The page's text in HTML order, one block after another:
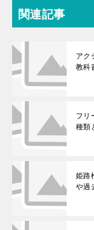
関連記事
アク
教科
フリ
種類
姫路
や過